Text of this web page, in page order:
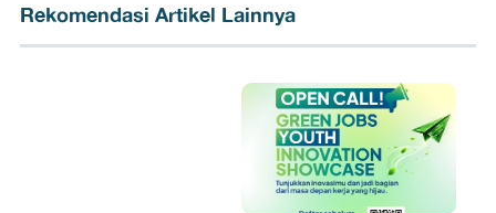
Rekomendasi Artikel Lainnya